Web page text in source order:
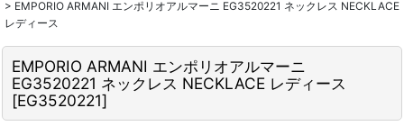
> EMPORIO ARMANI エンポリオアルマーニ EG3520221 ネックレス NECKLACE
レディース
EMPORIO ARMANI エンポリオアルマーニ
EG3520221 ネックレス NECKLACE レディース
[EG3520221]